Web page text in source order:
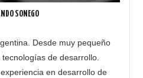
SONEGO
Desde muy pequeño
de desarrollo.
en desarrollo de